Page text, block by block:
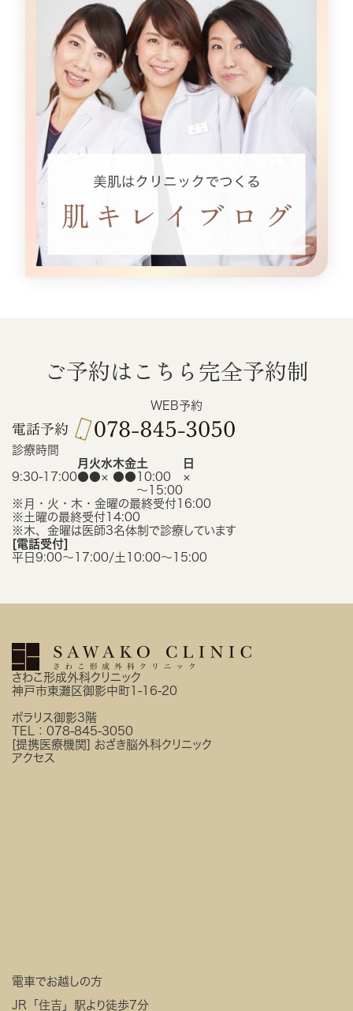
ご予約はこちら 完全予約制
WEB予約
診療時間
月 火水木金土
日
9:30-17:00●●× ●● 10:00
〜15:00
×
※月・火・木・金曜の最終受付16:00
※土曜の最終受付14:00
※木、金曜は医師3名体制で診療しています
[電話受付]
平日9:00〜17:00/土10:00〜15:00
さわこ形成外科クリニック
神戸市東灘区御影中町1-16-20
ポラリス御影3階
TEL： 078-845-3050
[提携医療機関] おざき脳外科クリニック
アクセス
電車でお越しの方
JR「住吉」駅より徒歩7分